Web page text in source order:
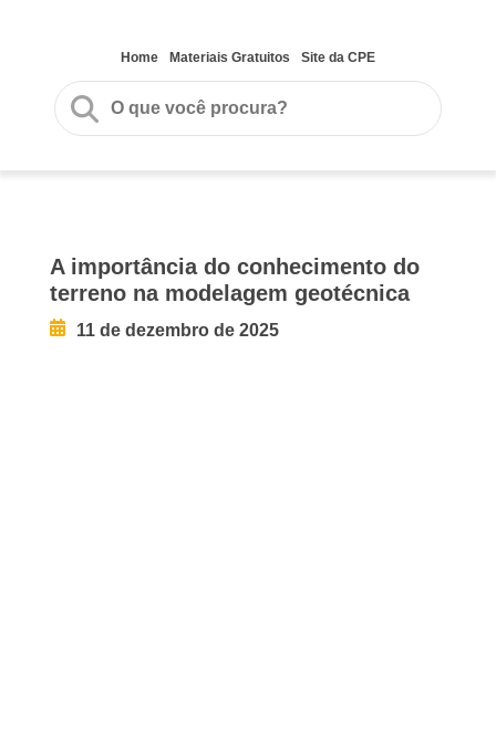
Home Materiais Gratuitos Site da CPE
A importância do conhecimento do
terreno na modelagem geotécnica
11 de dezembro de 2025